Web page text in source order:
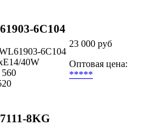
6C104
6C104
40W
23 000 руб
Оптовая цена:
*****
8KG